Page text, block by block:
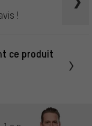
!
ce produit